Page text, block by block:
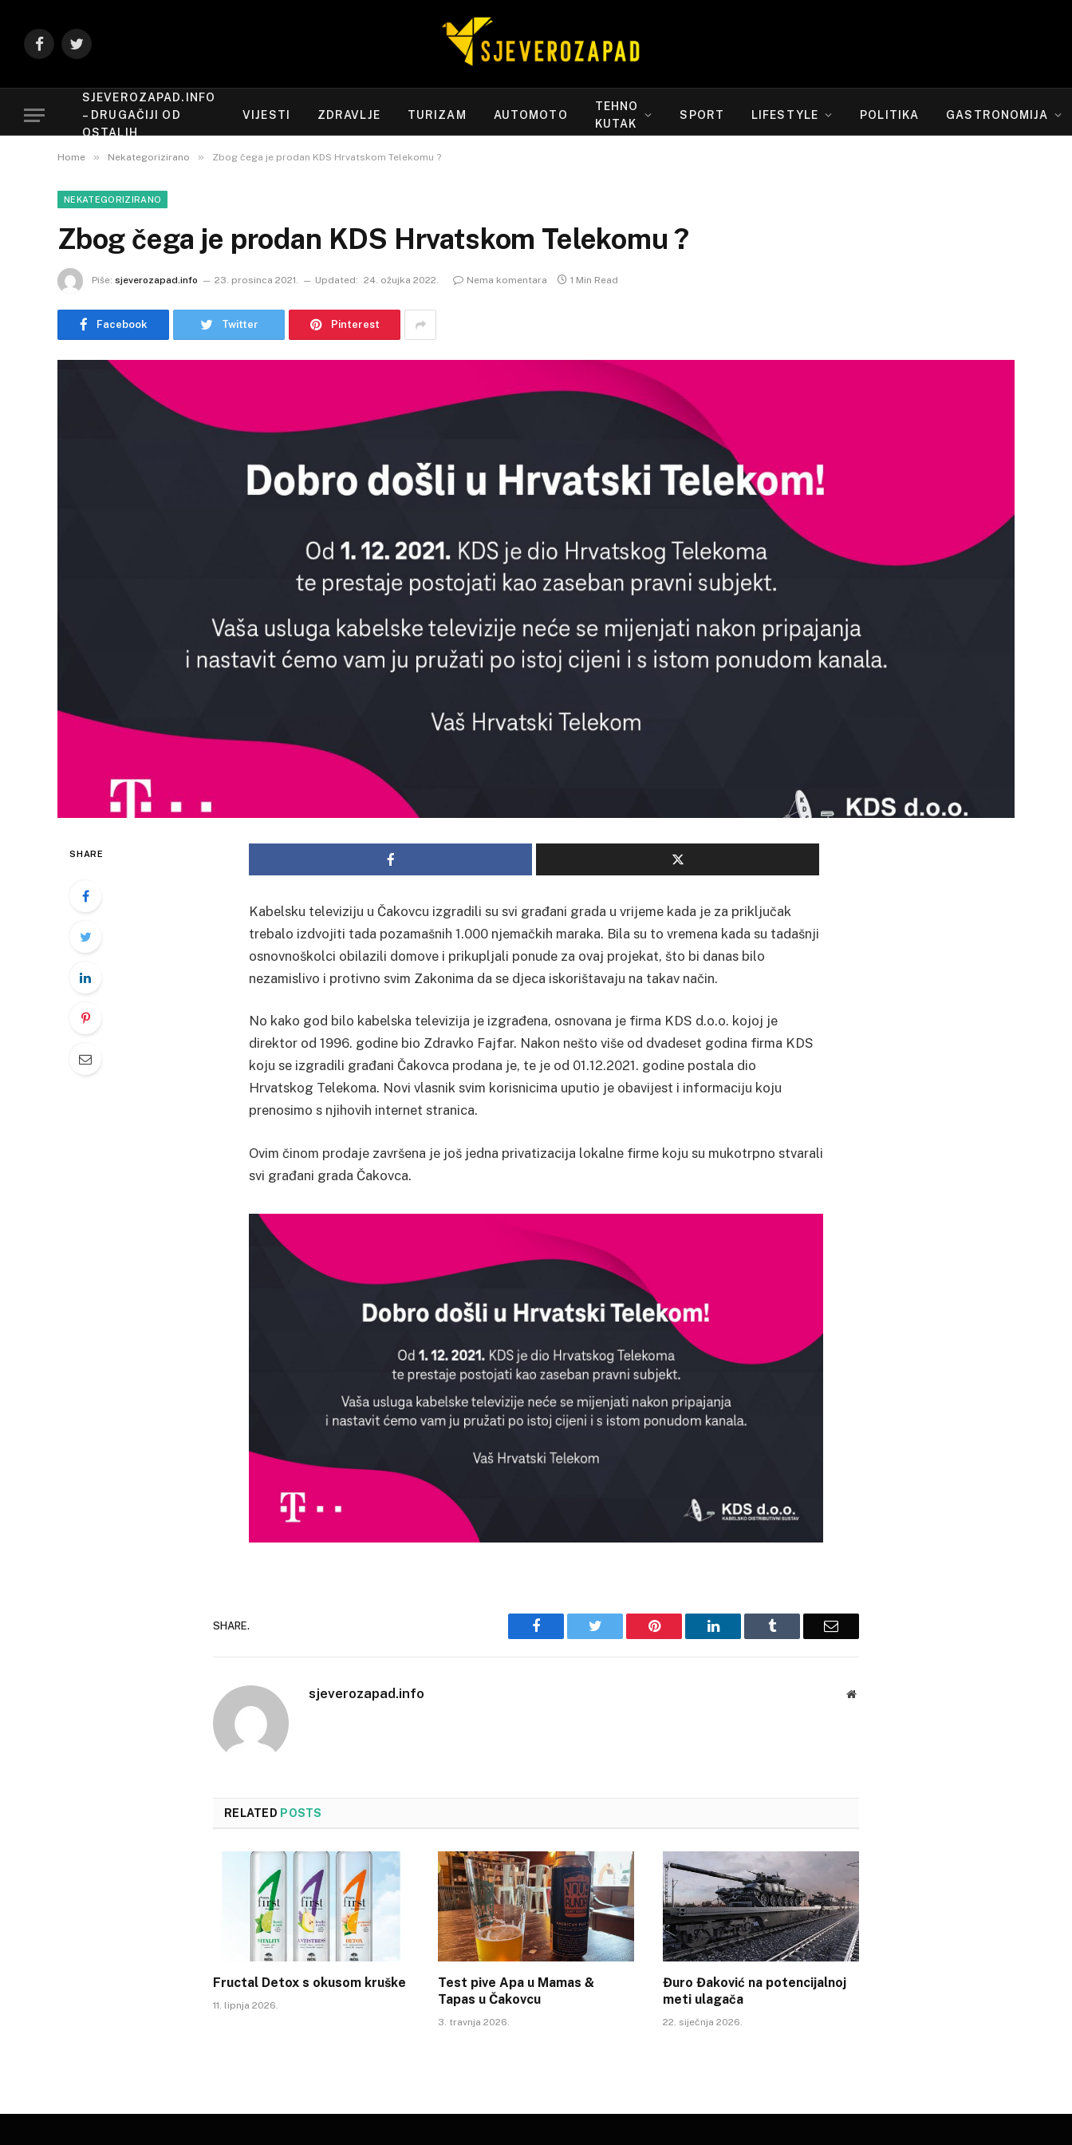
FacebookTwitter
SJEVEROZAPAD.INFO
– DRUGAČIJI OD
OSTALIH
VIJESTI ZDRAVLJE TURIZAM AUTOMOTO
TEHNO
KUTAK
SPORT LIFESTYLE POLITIKA GASTRONOMIJA
Home » Nekategorizirano » Zbog čega je prodan KDS Hrvatskom Telekomu ?
NEKATEGORIZIRANO
Zbog čega je prodan KDS Hrvatskom Telekomu ?
Piše: sjeverozapad.info 23. prosinca 2021. Updated: 24. ožujka 2022. Nema komentara 1 Min Read
Facebook Twitter Pinterest
SHARE
Kabelsku televiziju u Čakovcu izgradili su svi građani grada u vrijeme kada je za priključak
trebalo izdvojiti tada pozamašnih 1.000 njemačkih maraka. Bila su to vremena kada su tadašnji
osnovnoškolci obilazili domove i prikupljali ponude za ovaj projekat, što bi danas bilo
nezamislivo i protivno svim Zakonima da se djeca iskorištavaju na takav način.
No kako god bilo kabelska televizija je izgrađena, osnovana je firma KDS d.o.o. kojoj je
direktor od 1996. godine bio Zdravko Fajfar. Nakon nešto više od dvadeset godina firma KDS
koju se izgradili građani Čakovca prodana je, te je od 01.12.2021. godine postala dio
Hrvatskog Telekoma. Novi vlasnik svim korisnicima uputio je obavijest i informaciju koju
prenosimo s njihovih internet stranica.
Ovim činom prodaje završena je još jedna privatizacija lokalne firme koju su mukotrpno stvarali
svi građani grada Čakovca.
SHARE. Facebook Twitter Pinterest LinkedIn Tumblr Email
sjeverozapad.info Website
RELATED POSTS
Fructal Detox s okusom kruške
11. lipnja 2026.
Test pive Apa u Mamas &
Tapas u Čakovcu
3. travnja 2026.
Đuro Đaković na potencijalnoj
meti ulagača
22. siječnja 2026.